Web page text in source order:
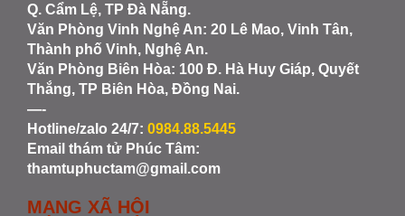
Q. Cẩm Lệ, TP Đà Nẵng.
Văn Phòng Vinh Nghệ An: 20 Lê Mao, Vinh Tân,
Thành phố Vinh, Nghệ An.
Văn Phòng Biên Hòa: 100 Đ. Hà Huy Giáp, Quyết
Thắng, TP Biên Hòa, Đồng Nai.
—-
Hotline/zalo 24/7: 0984.88.5445
Email thám tử Phúc Tâm:
thamtuphuctam@gmail.com
MẠNG XÃ HỘI